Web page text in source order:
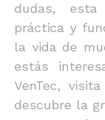
dudas,
práctica y
la vida de
estás
VenTec,
descubre la